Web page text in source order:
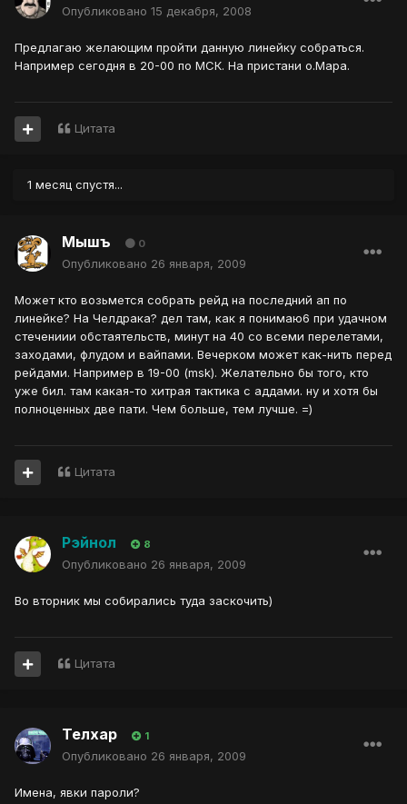
Опубликовано 15 декабря, 2008
Предлагаю желающим пройти данную линейку собраться.
Например сегодня в 20-00 по МСК. На пристани о.Мара.
Цитата
1 месяц спустя...
Мышъ 0
Опубликовано 26 января, 2009
Может кто возьмется собрать рейд на последний ап по
линейке? На Челдрака? дел там, как я понимаю6 при удачном
стечениии обстаятельств, минут на 40 со всеми перелетами,
заходами, флудом и вайпами. Вечерком может как-нить перед
рейдами. Например в 19-00 (msk). Желательно бы того, кто
уже бил. там какая-то хитрая тактика с аддами. ну и хотя бы
полноценных две пати. Чем больше, тем лучше. =)
Цитата
Рэйнол 8
Опубликовано 26 января, 2009
Во вторник мы собирались туда заскочить)
Цитата
Телхар 1
Опубликовано 26 января, 2009
Имена, явки пароли?